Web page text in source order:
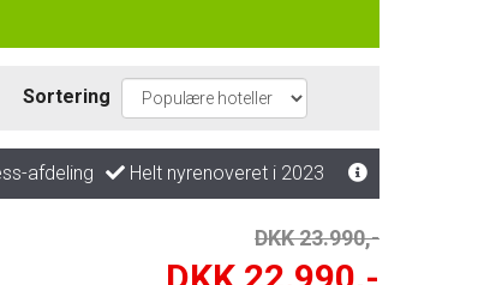
Sortering
afdeling Helt nyrenoveret i 2023
DKK 23.990,-